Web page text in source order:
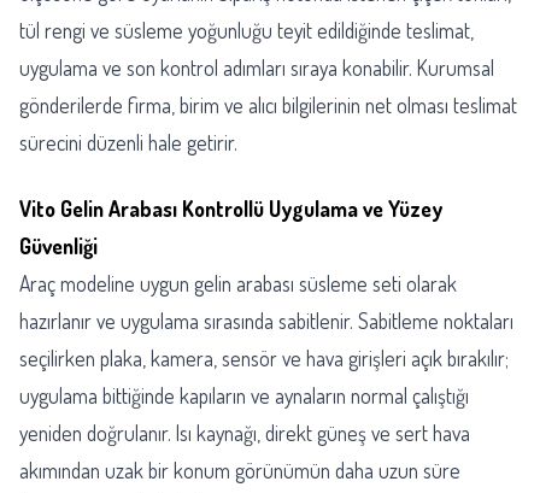
tül rengi ve süsleme yoğunluğu teyit edildiğinde teslimat,
uygulama ve son kontrol adımları sıraya konabilir. Kurumsal
gönderilerde firma, birim ve alıcı bilgilerinin net olması teslimat
sürecini düzenli hale getirir.
Vito Gelin Arabası Kontrollü Uygulama ve Yüzey
Güvenliği
Araç modeline uygun gelin arabası süsleme seti olarak
hazırlanır ve uygulama sırasında sabitlenir. Sabitleme noktaları
seçilirken plaka, kamera, sensör ve hava girişleri açık bırakılır;
uygulama bittiğinde kapıların ve aynaların normal çalıştığı
yeniden doğrulanır. Isı kaynağı, direkt güneş ve sert hava
akımından uzak bir konum görünümün daha uzun süre